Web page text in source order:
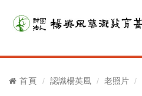
首頁 認識楊英風 老照片